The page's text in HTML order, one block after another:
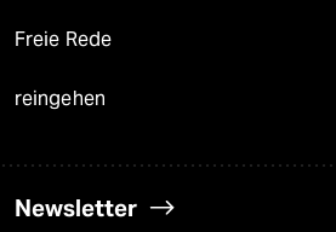
Freie Rede
reingehen
Newsletter